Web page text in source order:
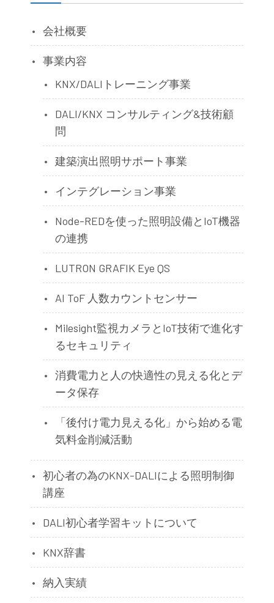
会社概要
事業内容
KNX/DALIトレーニング事業
DALI/KNX コンサルティング&技術顧
問
建築演出照明サポート事業
インテグレーション事業
Node-REDを使った照明設備とIoT機器
の連携
LUTRON GRAFIK Eye QS
AI ToF 人数カウントセンサー
Milesight監視カメラとIoT技術で進化す
るセキュリティ
消費電力と人の快適性の見える化とデ
ータ保存
「後付け電力見える化」から始める電
気料金削減活動
初心者の為のKNX-DALIによる照明制御
講座
DALI初心者学習キットについて
KNX辞書
納入実績